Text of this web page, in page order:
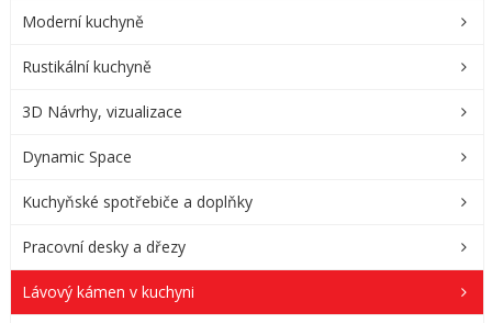
Moderní kuchyně
Rustikální kuchyně
3D Návrhy, vizualizace
Dynamic Space
Kuchyňské spotřebiče a doplňky
Pracovní desky a dřezy
Lávový kámen v kuchyni